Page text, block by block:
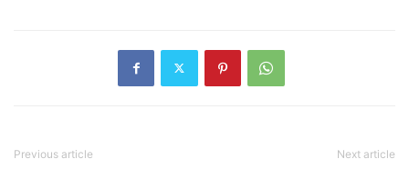
Previous article Next article